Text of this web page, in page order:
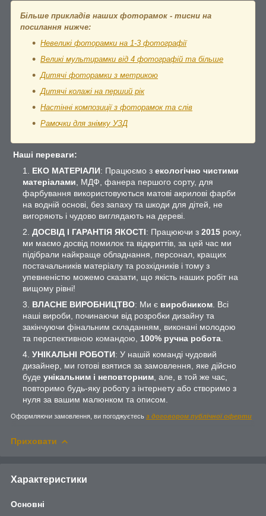
Більше прикладів наших фоторамок - тисни на
посилання нижче:
Невеликі фоторамки на 1-3 фотографії
Великі мультирамки від 4 фотографій та більше
Дитячі фоторамки з метрикою
Дитячі колажі на перший рік
Настінні композиції з фоторамок та слів
Рамочки для знімку УЗД
Наші переваги:
ЕКО МАТЕРІАЛИ: Працюємо з екологічно чистими
матеріалами , МДФ, фанера першого сорту, для
фарбування використовуються матові акрилові фарби
на водній основі, без запаху та шкоди для дітей, не
вигоряють і чудово виглядають на дереві.
ДОСВІД І ГАРАНТІЯ ЯКОСТІ: Працюючи з 2015 року,
ми маємо досвід помилок та відкриттів, за цей час ми
підібрали найкраще обладнання, персонал, кращих
постачальників матеріалу та розхідників і тому з
упевненістю можемо сказати, що якість наших робіт на
вищому рівні!
ВЛАСНЕ ВИРОБНИЦТВО: Ми є виробником . Всі
наші вироби, починаючи від розробки дизайну та
закінчуючи фінальним складанням, виконані молодою
та перспективною командою, 100% ручна робота
УНІКАЛЬНІ РОБОТИ: У нашій команді чудовий
дизайнер, ми готові взятися за замовлення, яке дійсно
буде унікальним і неповторним , але, в той же час,
повторимо будь-яку роботу з інтернету або створимо з
нуля за вашим малюнком та описом.
Оформляючи замовлення, ви погоджуєтесь з договором публічної оферти
Приховати
Характеристики
Основні